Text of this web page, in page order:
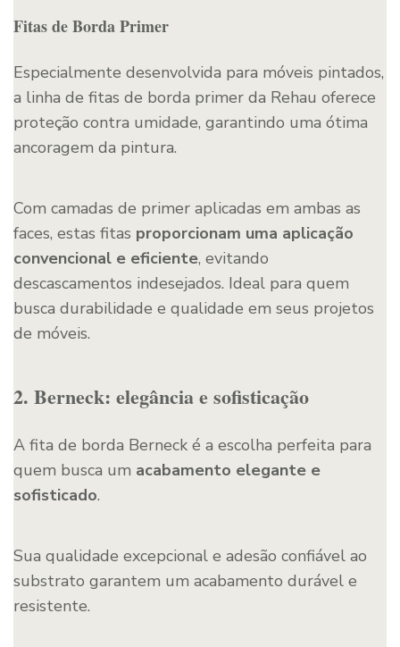
Fitas de Borda Primer
Especialmente desenvolvida para móveis pintados,
a linha de fitas de borda primer da Rehau oferece
proteção contra umidade, garantindo uma ótima
ancoragem da pintura.
Com camadas de primer aplicadas em ambas as
faces, estas fitas proporcionam uma aplicação
convencional e eficiente, evitando
descascamentos indesejados. Ideal para quem
busca durabilidade e qualidade em seus projetos
de móveis.
2. Berneck: elegância e sofisticação
A fita de borda Berneck é a escolha perfeita para
quem busca um acabamento elegante e
sofisticado.
Sua qualidade excepcional e adesão confiável ao
substrato garantem um acabamento durável e
resistente.